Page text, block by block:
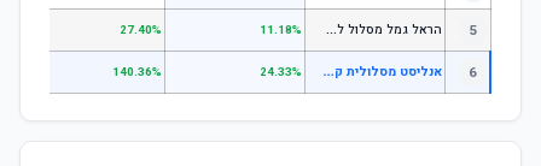
5 ה
ראל גמל מסלול לגילאי 60 ומעלה 11.18%
27.40%
6 א
נליסט מסלולית קופת גמל עוקב מדדים - גמיש 24.33%
140.36%